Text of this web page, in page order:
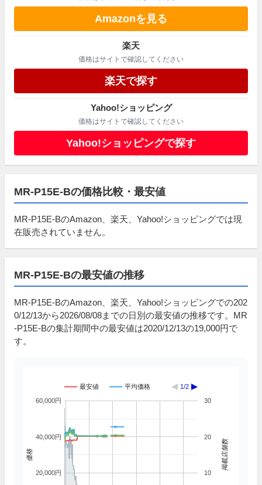
Amazonを見る
楽天
価格はサイトで確認してください
楽天で探す
Yahoo!ショッピング
価格はサイトで確認してください
Yahoo!ショッピングで探す
MR-P15E-Bの価格比較・最安値
MR-P15E-BのAmazon、楽天、Yahoo!ショッピングでは現
在販売されていません。
MR-P15E-Bの最安値の推移
MR-P15E-BのAmazon、楽天、Yahoo!ショッピングでの202
0/12/13から2026/08/08までの日別の最安値の推移です。MR
-P15E-Bの集計期間中の最安値は2020/12/13の19,000円で
す。
最安値 平均価格 1/2
20,000円
40,000円
60,000円
10
20
30
価格 掲載店舗数